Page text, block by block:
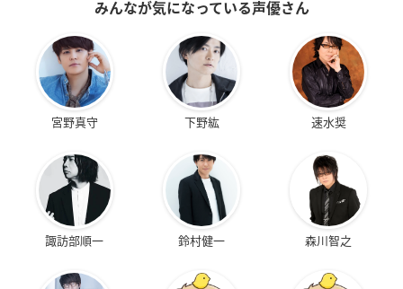
Re:ゼロから始める
異世界生活
クルシュ・カルステ
ン
終わりのセラフ 名古
屋決戦編
三宮三葉
VALKYRIE DRIVE -M
ERMAID-
敷島魅零
To LOVEる－とらぶ
黒咲芽亜
戦姫絶唱シンフォギ
小日向未来
終わりのセラフ
みんなが気になっている声優さん
宮野真守 下野紘 速水奨
諏訪部順一 鈴村健一 森川智之